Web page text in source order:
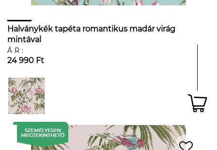
Halványkék tapéta romantikus madár virág
mintával
ÁR:
24 990 Ft